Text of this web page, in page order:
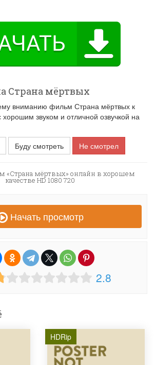
Страна мёртвых
вниманию фильм Страна мёртвых к
звуком и отличной озвучкой на
Буду смотреть Не смотрел
«Страна мёртвых» онлайн в хорошем
качестве HD 1080 720
Начать просмотр
2.8
HDRip